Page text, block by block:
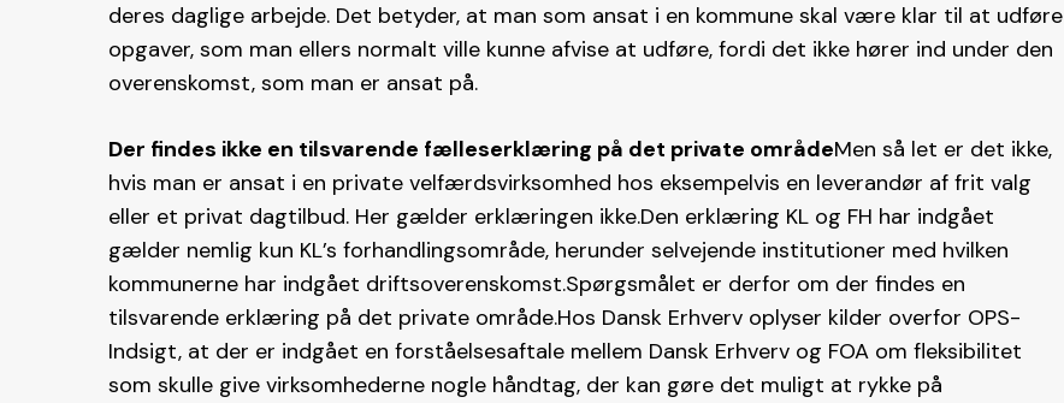
deres daglige arbejde. Det betyder, at man som ansat i en kommune skal være klar til at udføre
opgaver, som man ellers normalt ville kunne afvise at udføre, fordi det ikke hører ind under den
overenskomst, som man er ansat på.
Der findes ikke en tilsvarende fælleserklæring på det private områdeMen så let er det ikke,
hvis man er ansat i en private velfærdsvirksomhed hos eksempelvis en leverandør af frit valg
eller et privat dagtilbud. Her gælder erklæringen ikke.Den erklæring KL og FH har indgået
gælder nemlig kun KL’s forhandlingsområde, herunder selvejende institutioner med hvilken
kommunerne har indgået driftsoverenskomst.Spørgsmålet er derfor om der findes en
tilsvarende erklæring på det private område.Hos Dansk Erhverv oplyser kilder overfor OPS-
Indsigt, at der er indgået en forståelsesaftale mellem Dansk Erhverv og FOA om fleksibilitet
som skulle give virksomhederne nogle håndtag, der kan gøre det muligt at rykke på